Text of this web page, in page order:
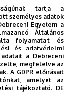
munkát végző
hazai és
programra
kirándulásokon
eseményeket
tartja a
személyes adatok
Egyetem a
Általános
folyamatait és
és adatvédelmi
a Debreceni
megfelelve az
A GDPR előírásait
amelyet az
tájékoztató. DE